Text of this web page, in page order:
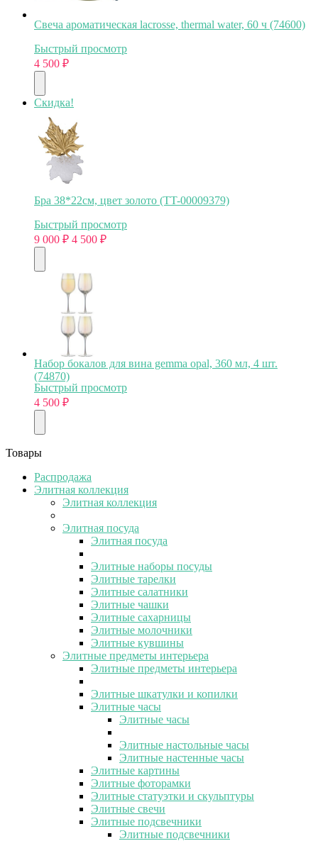
Свеча ароматическая lacrosse, thermal water, 60 ч (74600)
Быстрый просмотр
4 500 ₽
Скидка!
Бра 38*22см, цвет золото (TT-00009379)
Быстрый просмотр
9 000 ₽ 4 500 ₽
Набор бокалов для вина gemma opal, 360 мл, 4 шт.
(74870)
Быстрый просмотр
4 500 ₽
Товары
Распродажа
Элитная коллекция
Элитная коллекция
Элитная посуда
Элитная посуда
Элитные наборы посуды
Элитные тарелки
Элитные салатники
Элитные чашки
Элитные сахарницы
Элитные молочники
Элитные кувшины
Элитные предметы интерьера
Элитные предметы интерьера
Элитные шкатулки и копилки
Элитные часы
Элитные часы
Элитные настольные часы
Элитные настенные часы
Элитные картины
Элитные фоторамки
Элитные статуэтки и скульптуры
Элитные свечи
Элитные подсвечники
Элитные подсвечники